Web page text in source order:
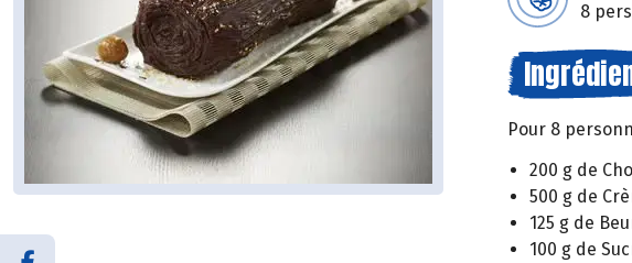
8
Pour 8
200 g de
500 g de
125 g de
100 g de